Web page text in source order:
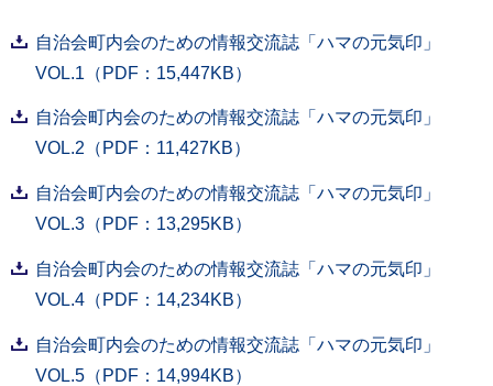
自治会町内会のための情報交流誌「ハマの元気印」
VOL.1（PDF：15,447KB）
自治会町内会のための情報交流誌「ハマの元気印」
VOL.2（PDF：11,427KB）
自治会町内会のための情報交流誌「ハマの元気印」
VOL.3（PDF：13,295KB）
自治会町内会のための情報交流誌「ハマの元気印」
VOL.4（PDF：14,234KB）
自治会町内会のための情報交流誌「ハマの元気印」
VOL.5（PDF：14,994KB）